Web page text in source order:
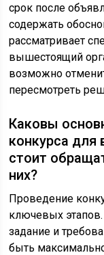
срок после
содержать
рассматривает
вышестоящий
возможно
пересмотреть
Каковы
конкурса для
стоит
них?
Проведение
ключевых этапов.
задание и
быть